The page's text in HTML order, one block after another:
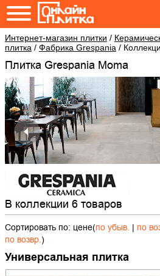
Интернет-магазин плитки /
плитка / Фабрика Grespania /
Плитка Grespania Moma
В коллекции 6 товаров
Сортировать по: цене(по убыв. | по
по возвр.)
Универсальная плитка